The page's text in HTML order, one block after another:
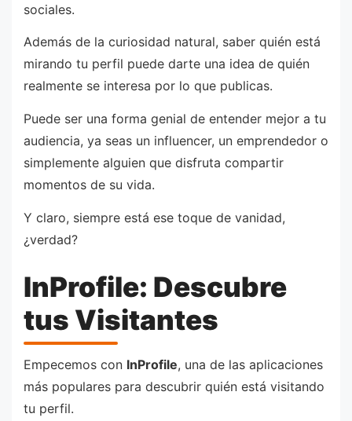
sociales.
Además de la curiosidad natural, saber quién está
mirando tu perfil puede darte una idea de quién
realmente se interesa por lo que publicas.
Puede ser una forma genial de entender mejor a tu
audiencia, ya seas un influencer, un emprendedor o
simplemente alguien que disfruta compartir
momentos de su vida.
Y claro, siempre está ese toque de vanidad,
¿verdad?
InProfile: Descubre
tus Visitantes
Empecemos con InProfile, una de las aplicaciones
más populares para descubrir quién está visitando
tu perfil.